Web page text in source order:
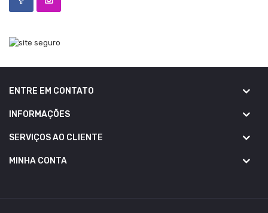
ENTRE EM CONTATO
INFORMAÇÕES
SERVIÇOS AO CLIENTE
MINHA CONTA